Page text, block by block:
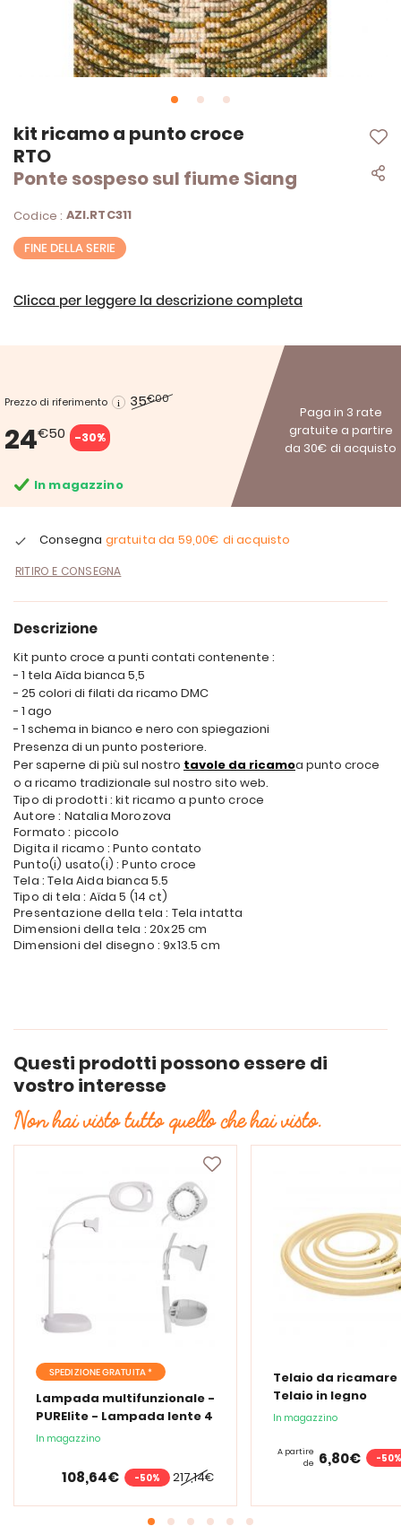
kit ricamo a punto croce
RTO
Ponte sospeso sul fiume Siang
Codice : AZI.RTC311
FINE DELLA SERIE
Clicca per leggere la descrizione completa
Prezzo di riferimento 35€00
24€50 -30%
Paga in 3 rate
gratuite a partire
da 30€ di acquisto
In magazzino
Consegna gratuita da 59,00€ di acquisto
RITIRO E CONSEGNA
Vai
all'inizio
della
galleria
immagini
Descrizione
Kit punto croce a punti contati contenente :
- 1 tela Aïda bianca 5,5
- 25 colori di filati da ricamo DMC
- 1 ago
- 1 schema in bianco e nero con spiegazioni
Presenza di un punto posteriore.
Per saperne di più sul nostro tavole da ricamoa punto croce
o a ricamo tradizionale sul nostro sito web.
Tipo di prodotti : kit ricamo a punto croce
Autore : Natalia Morozova
Formato : piccolo
Digita il ricamo : Punto contato
Punto(i) usato(i) : Punto croce
Tela : Tela Aida bianca 5.5
Tipo di tela : Aïda 5 (14 ct)
Presentazione della tela : Tela intatta
Dimensioni della tela : 20x25 cm
Dimensioni del disegno : 9x13.5 cm
Questi prodotti possono essere di
vostro interesse
Non hai visto tutto quello che hai visto.
SPEDIZIONE GRATUITA *
Lampada multifunzionale -
PURElite - Lampada lente 4
in 1
In magazzino
217,14€
108,64€ -50%
Telaio da ricamare
Telaio in legno
In magazzino
A partire
de 6,80€ -50%